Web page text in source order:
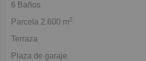
6 Baños
Parcela 2.600 m2
Terraza
Plaza de garaje